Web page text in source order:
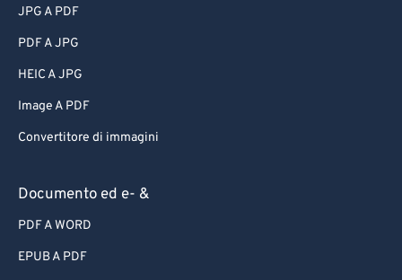
JPG A PDF
PDF A JPG
HEIC A JPG
Image A PDF
Convertitore di immagini
Documento ed e- &
PDF A WORD
EPUB A PDF